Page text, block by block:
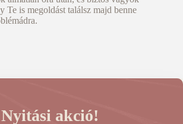
Te is megoldást találsz majd benne
Nyitási akció!